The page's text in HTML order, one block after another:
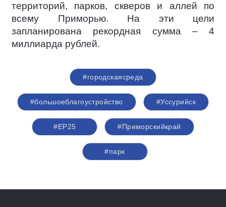
территорий, парков, скверов и аллей по
всему Приморью. На эти цели
запланирована рекордная сумма – 4
миллиарда рублей.
#городскаясреда
#большоеблагоустройство #Уссурийск
#ЕР25 #Приморскийкрай
#парк